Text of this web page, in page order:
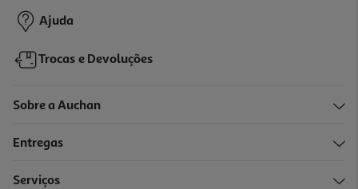
Ajuda
Trocas e Devoluções
Sobre a Auchan
Entregas
Serviços